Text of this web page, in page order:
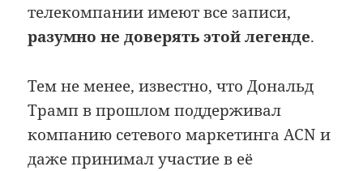
телекомпании имеют все записи,
разумно не доверять этой легенде.
Тем не менее, известно, что Дональд
Трамп в прошлом поддерживал
компанию сетевого маркетинга ACN и
даже принимал участие в её